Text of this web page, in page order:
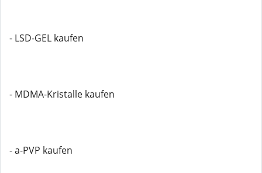
- LSD-GEL kaufen
- MDMA-Kristalle kaufen
- a-PVP kaufen